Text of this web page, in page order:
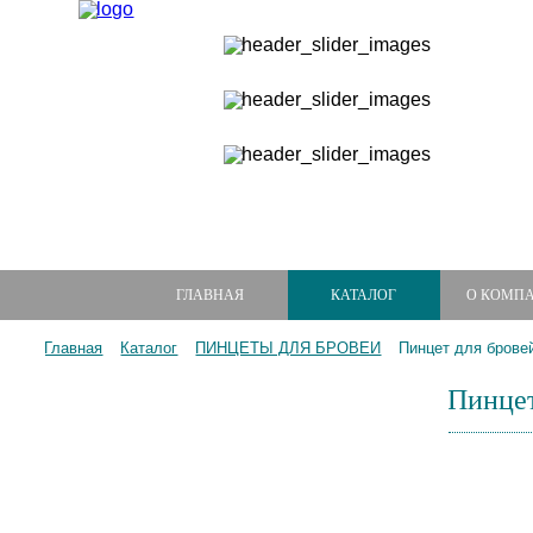
ГЛАВНАЯ КАТАЛОГ О
Главная Каталог ПИНЦЕТЫ ДЛЯ БРОВЕЙ Пинцет для